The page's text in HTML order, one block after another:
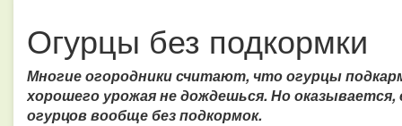
Огурцы без подкормки
Многие огородники считают, что огурцы
хорошего урожая не дождешься. Но
огурцов вообще без подкормок.